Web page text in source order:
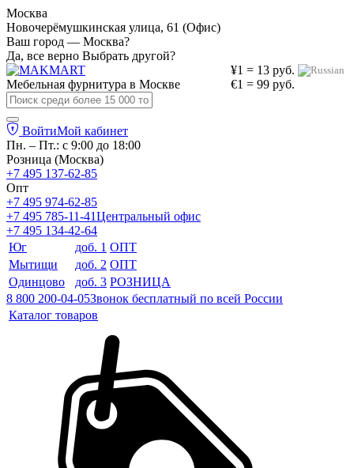
Москва
Новочерёмушкинская улица, 61 (Офис)
Ваш город — Москва?
Да, все верно Выбрать другой?
¥1 = 13 руб.
€1 = 99 руб.
Мебельная фурнитура в Москве
ВойтиМой кабинет
Пн. – Пт.: с 9:00 до 18:00
Розница (Москва)
+7 495 137-62-85
Опт
+7 495 974-62-85
+7 495 785-11-41Центральный офис
+7 495 134-42-64
Юг
доб. 1 ОПТ
Мытищи
доб. 2 ОПТ
Одинцово
доб. 3 РОЗНИЦА
8 800 200-04-05Звонок бесплатный по всей России
Каталог товаров